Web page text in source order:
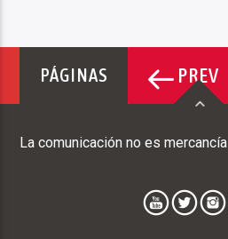
PÁGINAS PREV
La comunicación no es mercancía